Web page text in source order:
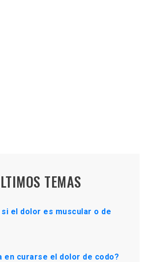
TEMAS
el dolor es muscular o de
en curarse el dolor de codo?